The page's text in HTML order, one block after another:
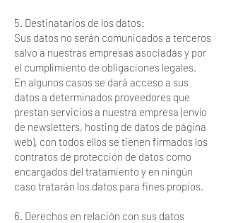
5. Destinatarios de los datos:
Sus datos no serán comunicados a terceros
salvo a nuestras empresas asociadas y por
el cumplimiento de obligaciones legales.
En algunos casos se dará acceso a sus
datos a determinados proveedores que
prestan servicios a nuestra empresa (envío
de newsletters, hosting de datos de página
web), con todos ellos se tienen firmados los
contratos de protección de datos como
encargados del tratamiento y en ningún
caso tratarán los datos para fines propios.
6. Derechos en relación con sus datos